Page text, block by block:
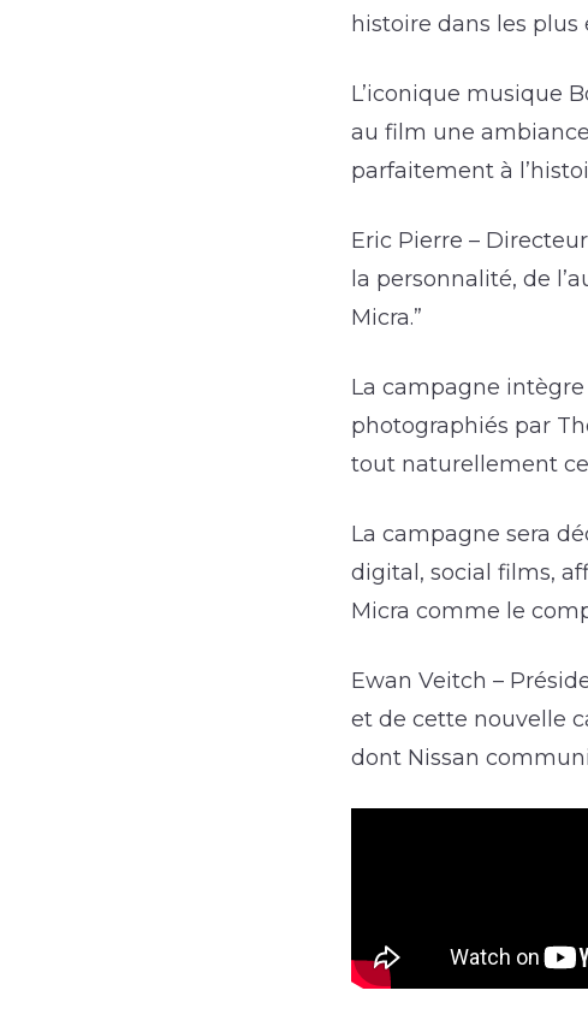
histoire dans les plus
L’iconique musique
au film une
parfaitement à
Eric Pierre –
la personnalité, de
Micra.”
La campagne
photographiés par
tout naturellement
La campagne sera
digital, social films,
Micra comme le
Ewan Veitch –
et de cette nouvelle
dont Nissan